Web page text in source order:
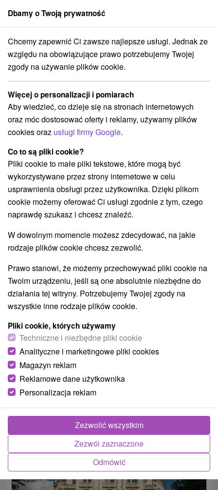
członek grupySorger
Atrakcje na Słowacji Teatry Východné Slovensko Košický kraj
Teatry Košický kraj
Kategorie
Wszystkie kategorie
Zamki(9)
Areny laserowe i paintball(1)
Wieże obserwacyjne i chodniki
Zamki, pałace, ruiny(13) Sporty (3) Jazda konna
Skanseny (4) Teatry(2) Chaty górskie(2)
Ośrodki i miasteczka dziecięce (3) Miejsca sakralne(7)
Obiekty architektoniczne(1) Ośrodek narciarski(2)
Parki miejskie i zamkowe(4) Pola golfowe
Szlaki winne
Túry a turistické chodníky(13) Escaperoom(3)
Jaskinie(11) Tory bobslejowe(1) Kolejki linowe
Muzea i galerie (12)
Ogrody zoologiczne i fermy zwierząt(3)
Ogrody botaniczne(1)
Jeziora, jeziora, zbiorniki wodne(10)
Atrakcje dla dzieci(19) Zabytki techniki
Pomniki(2) Wodospady(5) Kościoły drewniane
Aquaparki, baseny(2) Planetarium i obserwatorium
Wsie i miasta
Košice(2)
Dbamy o Twoją prywatność
Chcemy zapewnić Ci zawsze najlepsze usługi. Jednak ze
względu na obowiązujące prawo potrzebujemy Twojej
zgody na używanie plików cookie.
Więcej o personalizacji i pomiarach
Aby wiedzieć, co dzieje się na stronach internetowych
oraz móc dostosować oferty i reklamy, używamy plików
cookies oraz usługi firmy Google.
Co to są pliki cookie?
Pliki cookie to małe pliki tekstowe, które mogą być
wykorzystywane przez strony internetowe w celu
usprawnienia obsługi przez użytkownika. Dzięki plikom
cookie możemy oferować Ci usługi zgodnie z tym, czego
naprawdę szukasz i chcesz znaleźć.
W dowolnym momencie możesz zdecydować, na jakie
rodzaje plików cookie chcesz zezwolić.
Prawo stanowi, że możemy przechowywać pliki cookie na
Twoim urządzeniu, jeśli są one absolutnie niezbędne do
działania tej witryny. Potrzebujemy Twojej zgody na
wszystkie inne rodzaje plików cookie.
Pliki cookie, których używamy
Techniczne i niezbędne pliki cookie
Analityczne i marketingowe pliki cookies
Magazyn reklam
Reklamowe dane użytkownika
Personalizacja reklam
Odmówić
Zezwól zaznaczone
Zezwolić wszystkim